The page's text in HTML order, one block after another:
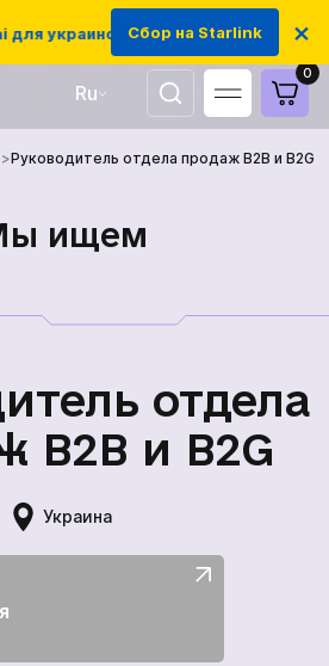
украинских защитников
Сбор на Starlink ×
Ru
UA
EN
0
Руководитель отдела продаж B2B и B2G
ищем
отдела
B2B и B2G
Украина